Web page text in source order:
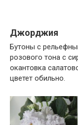
Джорджия
Бутоны с
розового тона с
окантовка
цветет обильно.